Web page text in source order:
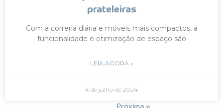
prateleiras
Com a correria diária e móveis mais compactos, a
funcionalidade e otimização de espaço são
LEIA AGORA »
4 de julho de 2024
Próxima »